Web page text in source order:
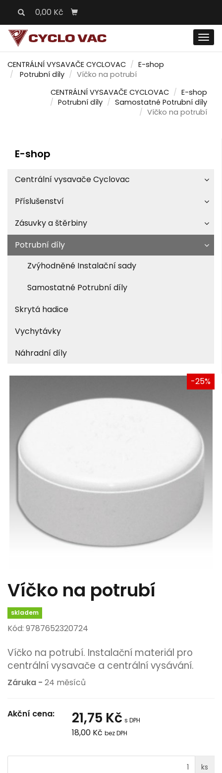
0,00 Kč
CENTRÁLNÍ VYSAVAČE CYCLOVAC
E-shop
Potrubní díly
Víčko na potrubí
CENTRÁLNÍ VYSAVAČE CYCLOVAC
E-shop
Potrubní díly
Samostatné Potrubní díly
Víčko na potrubí
E-shop
Centrální vysavače Cyclovac
Příslušenství
Zásuvky a štěrbiny
Potrubní díly
Zvýhodněné Instalační sady
Samostatné Potrubní díly
Skrytá hadice
Vychytávky
Náhradní díly
-25%
Víčko na potrubí
skladem
Kód: 9787652320724
Víčko na potrubí. Instalační materiál pro
centrální vysavače a centrální vysávání.
Záruka - 24 měsíců
Akční cena: 21,75 Kč s DPH
18,00 Kč bez DPH
ks